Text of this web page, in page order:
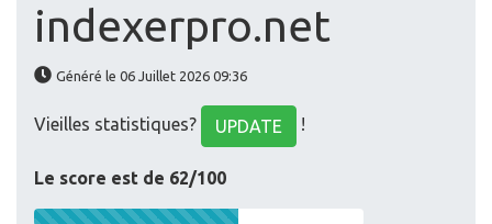
indexerpro.net
Généré le 06 Juillet 2026 09:36
Vieilles statistiques? UPDATE !
Le score est de 62/100